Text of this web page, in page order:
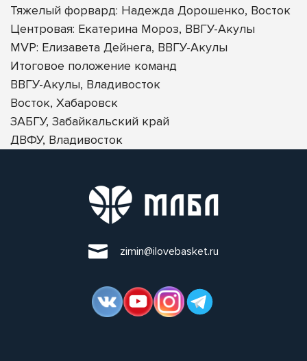
Тяжелый форвард: Надежда Дорошенко, Восток
Центровая: Екатерина Мороз, ВВГУ-Акулы
MVP: Елизавета Дейнега, ВВГУ-Акулы
Итоговое положение команд
ВВГУ-Акулы, Владивосток
Восток, Хабаровск
ЗАБГУ, Забайкальский край
ДВФУ, Владивосток
zimin@ilovebasket.ru